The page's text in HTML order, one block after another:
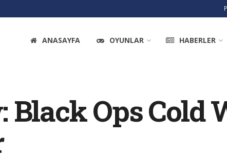
ANASAYFA OYUNLAR HABERLER
Black Ops Cold